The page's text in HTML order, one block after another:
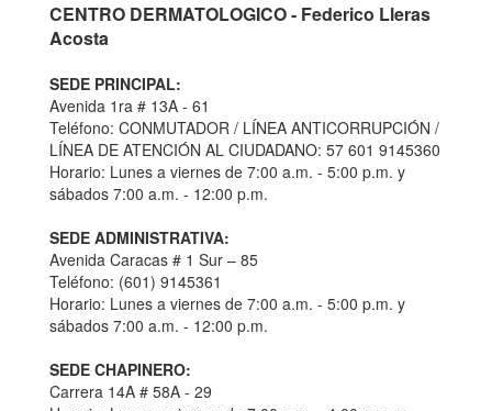
CENTRO DERMATOLOGICO - Federico Lleras
Acosta
SEDE PRINCIPAL:
Avenida 1ra # 13A - 61
Teléfono: CONMUTADOR / LÍNEA ANTICORRUPCIÓN /
LÍNEA DE ATENCIÓN AL CIUDADANO: 57 601 9145360
Horario: Lunes a viernes de 7:00 a.m. - 5:00 p.m. y
sábados 7:00 a.m. - 12:00 p.m.
SEDE ADMINISTRATIVA:
Avenida Caracas # 1 Sur – 85
Teléfono: (601) 9145361
Horario: Lunes a viernes de 7:00 a.m. - 5:00 p.m. y
sábados 7:00 a.m. - 12:00 p.m.
SEDE CHAPINERO:
Carrera 14A # 58A - 29